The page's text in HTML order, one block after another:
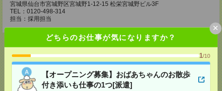
どちらのお仕事が気になりますか？
1/10
【オープニング募集】おばあちゃんのお散歩
付き添いも仕事の1つ[派遣]
×
宮城県仙台市宮城野区宮城野1-12-15 松栄宮城野ビル3F
TEL：0120-498-314
担当：採用担当
応募ページへ